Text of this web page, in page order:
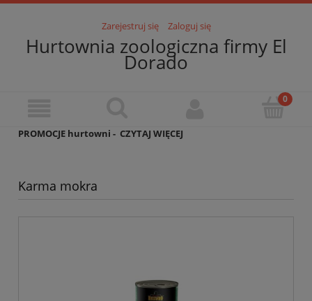
Zarejestruj się Zaloguj się
Hurtownia zoologiczna firmy El
Dorado
PROMOCJE hurtowni - CZYTAJ WIĘCEJ
Karma mokra